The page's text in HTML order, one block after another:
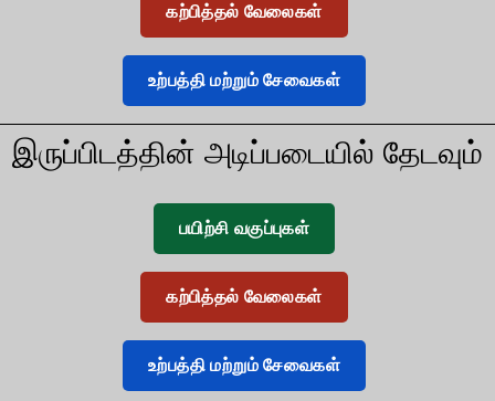
கற்பித்தல் வேலைகள்
உற்பத்தி மற்றும் சேவைகள்
இருப்பிடத்தின் அடிப்படையில் தேடவும்
பயிற்சி வகுப்புகள்
கற்பித்தல் வேலைகள்
உற்பத்தி மற்றும் சேவைகள்